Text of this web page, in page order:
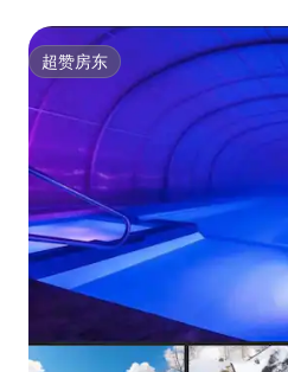
超赞房东
超赞房东